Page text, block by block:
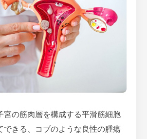
宮の筋肉層を構成する平滑筋細胞
できる、コブのような良性の腫瘍